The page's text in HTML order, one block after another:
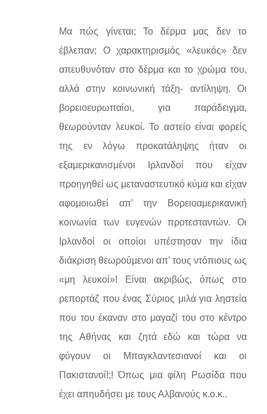
Μα πώς γίνεται; Το δέρμα μας δεν το
έβλεπαν; Ο χαρακτηρισμός «λευκός» δεν
απευθυνόταν στο δέρμα και το χρώμα του,
αλλά στην κοινωνική τάξη- αντίληψη. Οι
βορειοευρωπαίοι, για παράδειγμα,
θεωρούνταν λευκοί. Το αστείο είναι φορείς
της εν λόγω προκατάληψης ήταν οι
εξαμερικανισμένοι Ιρλανδοί που είχαν
προηγηθεί ως μεταναστευτικό κύμα και είχαν
αφομοιωθεί απ’ την Βορειοαμερικανική
κοινωνία των ευγενών προτεσταντών. Οι
Ιρλανδοί οι οποίοι υπέστησαν την ίδια
διάκριση θεωρούμενοι απ’ τους ντόπιους ως
«μη λευκοί»! Είναι ακριβώς, όπως στο
ρεπορτάζ που ένας Σύριος μιλά για ληστεία
που του έκαναν στο μαγαζί του στο κέντρο
της Αθήνας και ζητά εδώ και τώρα να
φύγουν οι Μπαγκλαντεσιανοί και οι
Πακιστανοί!;! Όπως μια φίλη Ρωσίδα που
έχει απηυδήσει με τους Αλβανούς κ.ο.κ..